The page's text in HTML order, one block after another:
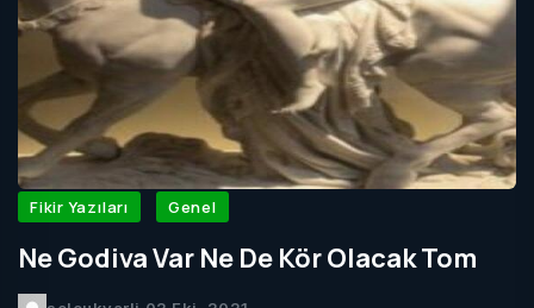
Fikir Yazıları Genel
Ne Godiva Var Ne De Kör Olacak Tom